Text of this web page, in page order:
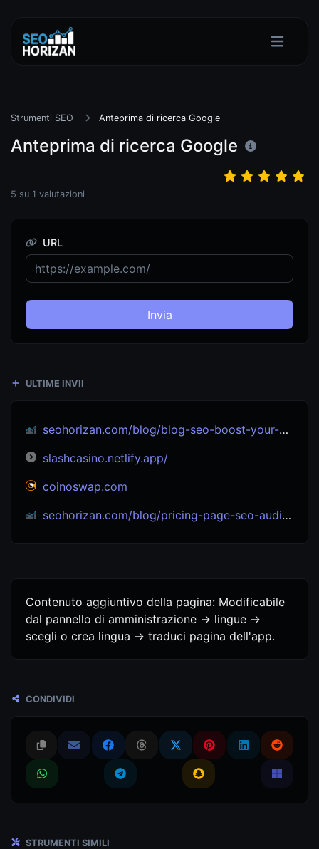
Strumenti SEO Anteprima di ricerca Google
Anteprima di ricerca Google
5 su 1 valutazioni
URL
Invia
ULTIME INVII
seohorizan.com/blog/blog-seo-boost-your-site-s-visibility-seo-experts
slashcasino.netlify.app/
coinoswap.com
seohorizan.com/blog/pricing-page-seo-audit-tips-win-with-eeat-2025
Contenuto aggiuntivo della pagina: Modificabile
dal pannello di amministrazione -> lingue ->
scegli o crea lingua -> traduci pagina dell'app.
CONDIVIDI
STRUMENTI SIMILI